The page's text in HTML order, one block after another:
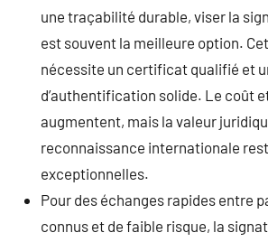
une traçabilité durable, viser la
est souvent la meilleure option.
nécessite un certificat qualifié et
d’authentification solide. Le coût
augmentent, mais la valeur
reconnaissance internationale
exceptionnelles.
Pour des échanges rapides entre
connus et de faible risque, la